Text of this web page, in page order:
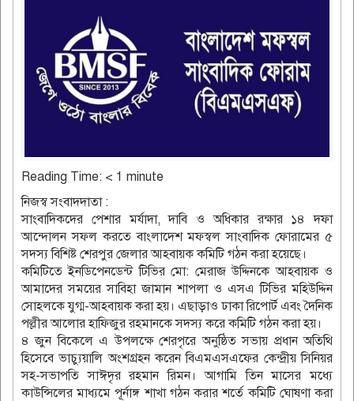
Reading Time: < 1 minute
নিজস্ব সংবাদদাতা :
সাংবাদিকদের পেশার মর্যাদা, দাবি ও অধিকার রক্ষার ১৪ দফা
আন্দোলন সফল করতে বাংলাদেশ মফস্বল সাংবাদিক ফোরামের ৫
সদস্য বিশিষ্ট শেরপুর জেলার আহবায়ক কমিটি গঠন করা হয়েছে।
কমিটিতে ইনডিপেনডেন্ট টিভির মো: মেরাজ উদ্দিনকে আহবায়ক ও
আমাদের সময়ের সাবিহা জামান শাপলা ও এসএ টিভির মহিউদ্দিন
সোহলকে যুগ্ম-আহবায়ক করা হয়। এছাড়াও ঢাকা রিপোর্ট এবং দৈনিক
পল্লীর আলোর হাফিজুর রহমানকে সদস্য করে কমিটি গঠন করা হয়।
৪ জুন বিকেলে এ উপলক্ষে শেরপৃরে অনুষ্ঠিত সভায় প্রধান অতিথি
হিসেবে ভাচ্যুয়ালি অংশগ্রহন করেন বিএমএসএফের কেন্দ্রীয় সিনিয়র
সহ-সভাপতি সাঈদৃর রহমান রিমন। আগামি তিন মাসের মধ্যে
কাউন্সিলের মাধ্যমে পূর্নাঙ্গ শাখা গঠন করার শর্তে কমিটি ঘোষণা করা